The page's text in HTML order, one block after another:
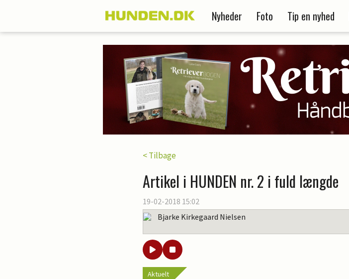
Nyheder Foto Tip en nyhed
< Tilbage
Artikel i HUNDEN nr. 2 i fuld længde
19-02-2018 15:02
Bjarke Kirkegaard Nielsen
Aktuelt